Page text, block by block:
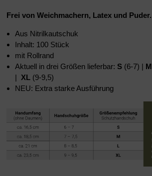
Frei von Weichmachern, Latex und Puder.
Aus Nitrilkautschuk
Inhalt: 100 Stück
mit Rollrand
Aktuell in drei Größen lieferbar: S (6-7) | M
| XL (9-9,5)
NEU: Extra starke Ausführung